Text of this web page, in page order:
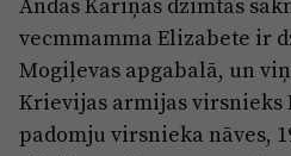
vecmmamma Elizabete ir
Mogiļevas apgabalā, un
Krievijas armijas virsnieks
padomju virsnieka nāves,